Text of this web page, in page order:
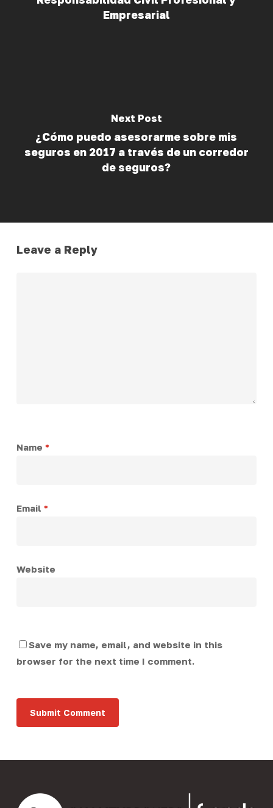
Empresarial
Next Post
¿Cómo puedo asesorarme sobre mis
seguros en 2017 a través de un corredor
de seguros?
Leave a Reply
Name *
Email *
Website
Save my name, email, and website in this
browser for the next time I comment.